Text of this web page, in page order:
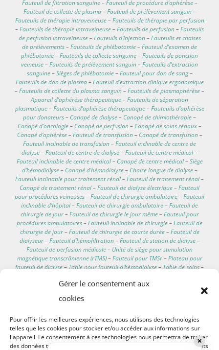
Gérer le consentement aux
cookies
Pour offrir les meilleures expériences, nous utilisons des technologies
telles que les cookies pour stocker et/ou accéder aux informations sur
l'appareil. Le consentement à ces technologies nous permettra de traiter
des données telles que le comportement de navigation ou les identifiants
Fauteuil de filtration sanguine–Fauteuil de procédure d’aphérèse–
Fauteuil de collecte de plasma–Fauteuil de prélèvement sanguin–
Fauteuils de thérapie intraveineuse–Fauteuils de thérapie par perfusion
–Fauteuils de thérapie intraveineuse–Fauteuils de perfusion–Fauteuils
de perfusion intraveineuse–Fauteuils d’injection–Fauteuils et chaises
de prélèvements–Fauteuils de phlébotomie–Fauteuil d’examen de
phlébotomie–Fauteuils de collecte sanguine–Fauteuils de ponction
veineuse–Fauteuils de prélèvement sanguin–Fauteuils d’extraction
sanguine–Sièges de phlébotomie–Fauteuil pour don de sang–
Fauteuils de don de plasma–Fauteuil d’extraction clinique ergonomique
–Fauteuils de collecte du plasma sanguin–Fauteuils de plasmaphérèse–
Appareil d’aphérèse thérapeutique–Fauteuils de séparation
plasmatique–Fauteuils d’aphérèse thérapeutique–Fauteuils d’aphérèse
pour donateurs– Canapé de dialyse– Canapé de chimiothérapie–
Canapé d’oncologie– Canapé de perfusion– Canapé de soins rénaux–
Canapé d’aphérèse–Fauteuil de transfusion– Canapé de transfusion–
Fauteuil inclinable de transfusion–Fauteuil inclinable de centre de
dialyse–Fauteuil de centre de dialyse–Fauteuil de centre médical–
Fauteuil inclinable de centre médical– Canapé de centre médical–Siège
d’hémodialyse– Canapé d’hémodialyse– Chaise longue de dialyse–
Fauteuil inclinable pour traitement rénal–Fauteuil de traitement rénal–
Canapé de traitement rénal–Fauteuil de dialyse électrique–Fauteuil
pour procédures veineuses–Fauteuil de chirurgie ambulatoire – Fauteuil
inclinable d’hôpital–Fauteuil de chirurgie ambulatoire–Fauteuil de
chirurgie de jour–Fauteuil de chirurgie le jour même–Fauteuil pour
procédures ambulatoires–Fauteuil inclinable de chirurgie–Fauteuil de
chirurgie de jour–Fauteuil de chirurgie de courte durée–Fauteuil de
dialyseur – Fauteuil d’hémofiltration–Fauteuil de station de dialyse–
Fauteuil de perfusion médicale– Unité de siège pour stimulation
magnétique transcrânienne (rTMS)–Fauteuil pour TMSr–Plateau pour
fauteuil de dialyse– Table pour fauteuil d’hémodialyse– Table de soins–
soins pour services de dialyse–Table auxiliaire pour fauteuil
Table accessoire pour fauteuil de clinique de dialyse
Support pour perfusion IV
Fauteuil de dialyse résidentiel–Fauteuil d’hémodialyse à domicile–Siège
de dialyse à domicile–Fauteuil inclinable de dialyse portable–Siège
d’hémodialyse à domicile–Fauteuil inclinable pour dialyse à domicile–
Fauteuil de dialyse mobile
Fauteuil
✕